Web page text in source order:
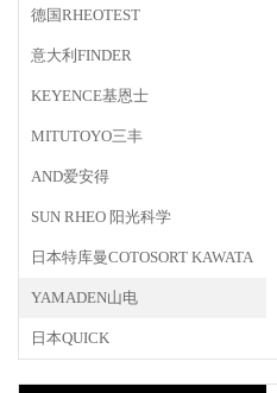
德国RHEOTEST
意大利FINDER
KEYENCE基恩士
MITUTOYO三丰
AND爱安得
SUN RHEO 阳光科学
日本特库曼COTOSORT KAWATA
YAMADEN山电
日本QUICK